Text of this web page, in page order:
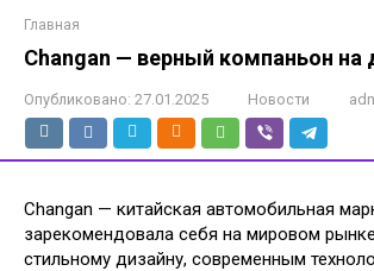
Главная
Changan — верный компаньон на
Опубликовано: 27.01.2025 Новости
Changan — китайская автомобильная
зарекомендовала себя на мировом
стильному дизайну, современным